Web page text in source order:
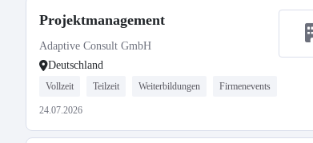
Projektmanagement
Adaptive Consult GmbH
Deutschland
Vollzeit Teilzeit Weiterbildungen Firmenevents
24.07.2026